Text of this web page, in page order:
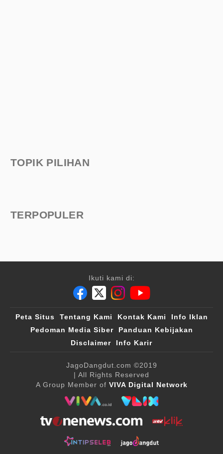
TOPIK PILIHAN
TERPOPULER
Ikuti kami di:
Peta Situs Tentang Kami Kontak Kami
Info Iklan
Pedoman Media Siber
Panduan Kebijakan
Disclaimer
Info Karir
JagoDangdut.com ©2019
| All Rights Reserved
A Group Member of VIVA Digital Network